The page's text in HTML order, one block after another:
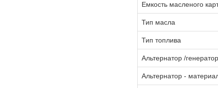
Емкость масленого
Тип масла
Тип топлива
Альтернатор /
Альтернатор -